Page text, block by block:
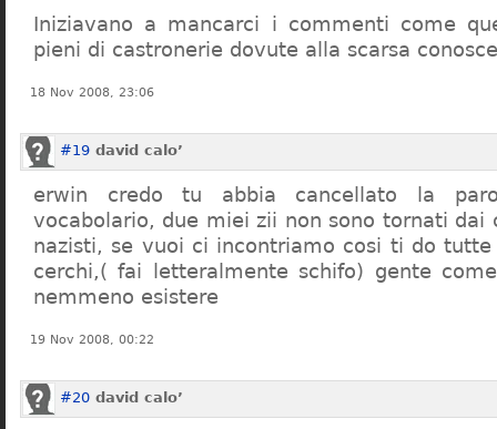
Iniziavano a mancarci i commenti come
pieni di castronerie dovute alla scarsa
18 Nov 2008, 23:06
#19 david calo’
erwin credo tu abbia cancellato la
vocabolario, due miei zii non sono tornati dai
nazisti, se vuoi ci incontriamo cosi ti do tutte
cerchi,( fai letteralmente schifo) gente
nemmeno esistere
19 Nov 2008, 00:22
#20 david calo’